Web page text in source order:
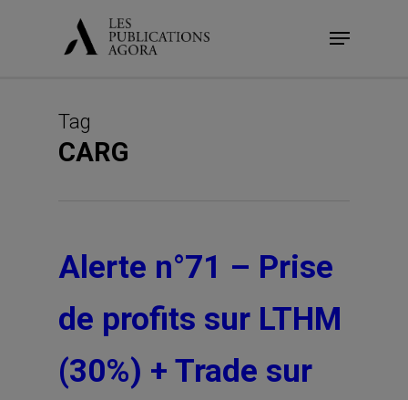
Menu
Tag
CARG
Alerte n°71 – Prise
de profits sur LTHM
(30%) + Trade sur